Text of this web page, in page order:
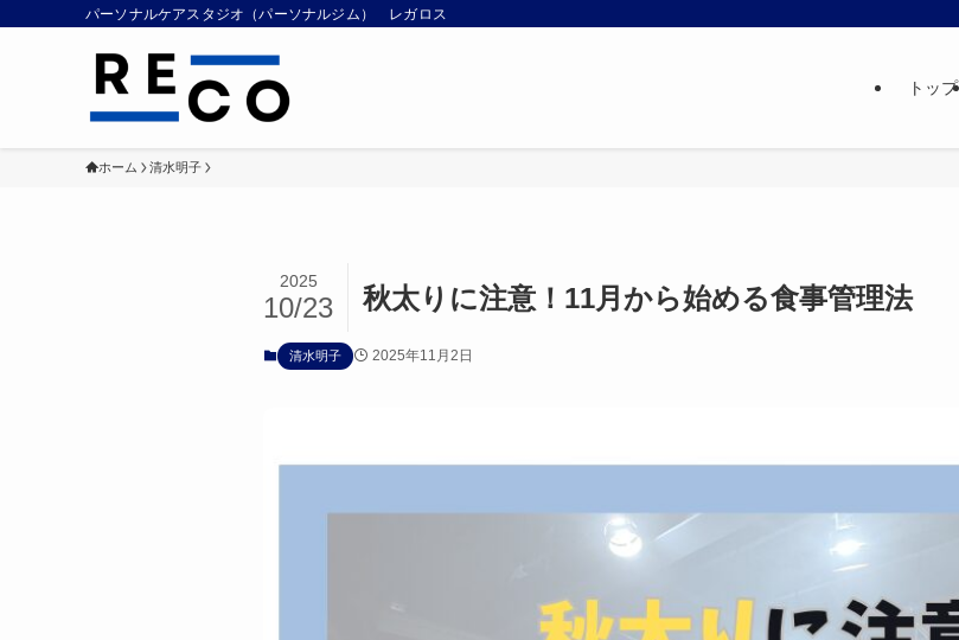
パーソナルケアスタジオ（パーソナルジム） レガロス
トップ
ホーム 清水明子
秋太りに注意！11月から始める食事管理法
2025
10/23
清水明子 2025年11月2日